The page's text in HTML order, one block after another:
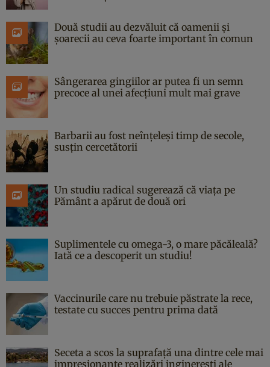
Două studii au dezvăluit că oamenii și
șoarecii au ceva foarte important în comun
Sângerarea gingiilor ar putea fi un semn
precoce al unei afecțiuni mult mai grave
Barbarii au fost neînțeleși timp de secole,
susțin cercetătorii
Un studiu radical sugerează că viața pe
Pământ a apărut de două ori
Suplimentele cu omega-3, o mare păcăleală?
Iată ce a descoperit un studiu!
Vaccinurile care nu trebuie păstrate la rece,
testate cu succes pentru prima dată
Seceta a scos la suprafață una dintre cele mai
impresionante realizări inginerești ale